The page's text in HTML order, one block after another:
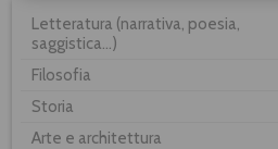
Letteratura (narrativa, poesia,
saggistica...)
Filosofia
Storia
Arte e architettura